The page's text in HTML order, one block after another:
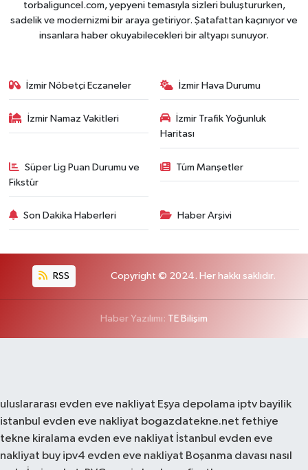
torbaliguncel.com, yepyeni temasıyla sizleri buluştururken,
sadelik ve modernizmi bir araya getiriyor. Şatafattan kaçınıyor ve
insanlara haber okuyabilecekleri bir altyapı sunuyor.
İzmir Nöbetçi Eczaneler İzmir Hava Durumu
İzmir Namaz Vakitleri
İzmir Trafik Yoğunluk
Haritası
Süper Lig Puan Durumu ve
Fikstür
Tüm Manşetler
Son Dakika Haberleri Haber Arşivi
RSS Copyright © 2024. Her hakkı saklıdır.
Haber Yazılımı: TE Bilişim
uluslararası evden eve nakliyat Eşya depolama iptv bayilik
istanbul evden eve nakliyat bogazdatekne.net fethiye
tekne kiralama evden eve nakliyat İstanbul evden eve
nakliyat buy ipv4 evden eve nakliyat Boşanma davası nasıl